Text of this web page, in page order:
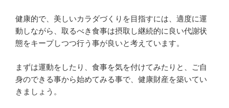
健康的で、美しいカラダづくりを目指すには、適度に運
動しながら、取るべき食事は摂取し継続的に良い代謝状
態をキープしつつ行う事が良いと考えています。
まずは運動をしたり、食事を気を付けてみたりと、ご自
身のできる事から始めてみる事で、健康財産を築いてい
きましょう。